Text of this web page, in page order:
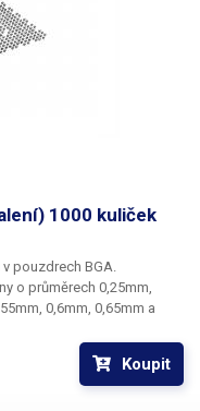
1000 kuliček
pouzdrech BGA.
o průměrech 0,25mm,
0,6mm, 0,65mm a
vždy 1000 kusů
Koupit